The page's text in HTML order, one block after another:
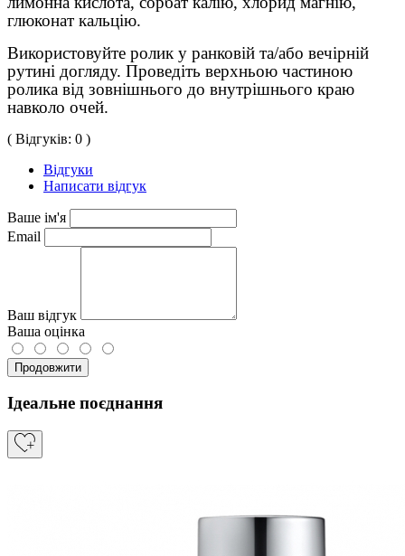
глюконат кальцію.
Використовуйте ролик у ранковій та/або вечірній
рутині догляду. Проведіть верхньою частиною
ролика від зовнішнього до внутрішнього краю
навколо очей.
( Відгуків: 0 )
Відгуки
Написати відгук
Ваше ім'я
Email
Ваш відгук
Ваша оцінка
Продовжити
Ідеальне поєднання